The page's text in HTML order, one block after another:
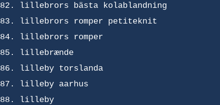
lillebrors bästa kolablandning
lillebrors romper petiteknit
lillebrors romper
lillebrænde
lilleby torslanda
lilleby aarhus
lilleby